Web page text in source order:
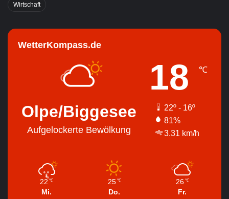
Wirtschaft
WetterKompass.de
Olpe/Biggesee
Aufgelockerte Bewölkung
18 ℃
22º - 16º
81%
3.31 km/h
22 ℃
Mi.
25 ℃
Do.
26 ℃
Fr.